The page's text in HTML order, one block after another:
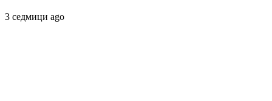
3 седмици ago